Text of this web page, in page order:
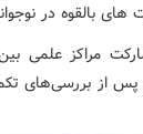
بالقوه در
مراکز علمی
از بررسی‌های